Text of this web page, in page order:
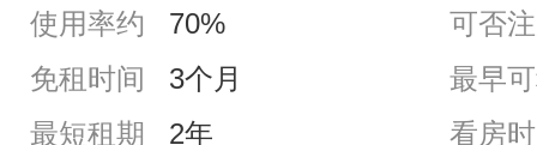
使用率约 70%
可否
免租时间
3个月
最早
最短租期
2年
看房